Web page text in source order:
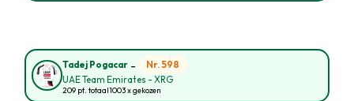
Tadej Pogacar - Nr. 598
UAE Team Emirates - XRG
209 pt. totaal1003 x gekozen